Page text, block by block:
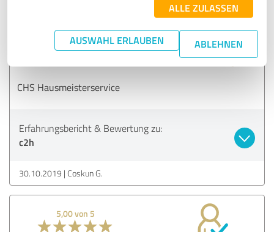
ALLE ZULASSEN
AUSWAHL ERLAUBEN ABLEHNEN
SEHR GUT Empfehlung
CHS Hausmeisterservice
Erfahrungsbericht & Bewertung zu:
c2h
30.10.2019 Coskun G.
5,00 von 5